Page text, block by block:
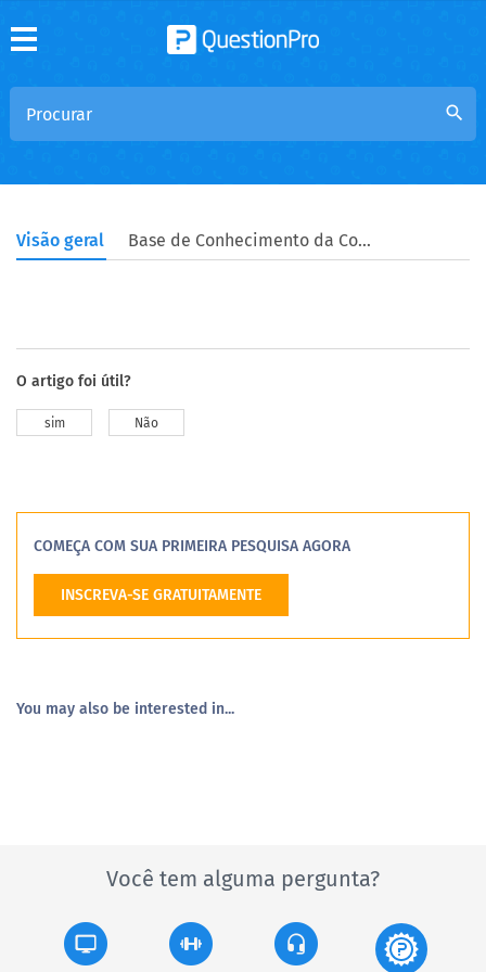
search
Visão geral Base de Conhecimento da Comunidade
O artigo foi útil?
sim Não
COMEÇA COM SUA PRIMEIRA PESQUISA AGORA
INSCREVA-SE GRATUITAMENTE
You may also be interested in...
Você tem alguma pergunta?